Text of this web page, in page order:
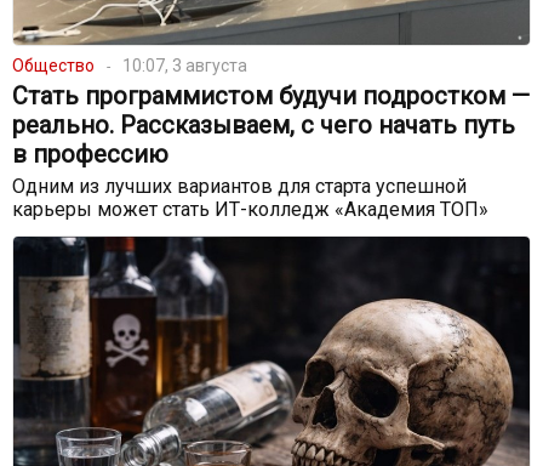
Общество 10:07, 3 августа
Стать программистом будучи подростком —
реально. Рассказываем, с чего начать путь
в профессию
Одним из лучших вариантов для старта успешной
карьеры может стать ИТ-колледж «Академия ТОП»